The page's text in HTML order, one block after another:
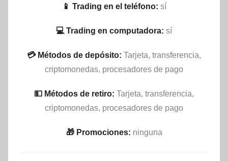
📱 Trading en el teléfono: sí
💻 Trading en computadora: sí
💳 Métodos de depósito: Tarjeta, transferencia,
criptomonedas, procesadores de pago
💵​ Métodos de retiro: Tarjeta, transferencia,
criptomonedas, procesadores de pago
🎁 Promociones: ninguna